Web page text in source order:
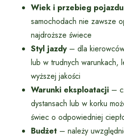
Wiek i przebieg pojazdu
samochodach nie zawsze
najdroższe świece
Styl jazdy– dla
lub w trudnych warunkach,
wyższej jakości
Warunki eksploatacji –
dystansach lub w korku
świec o odpowiedniej
Budżet – należy